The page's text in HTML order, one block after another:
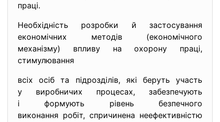
праці.
Необхідність розробки й застосування
економічних методів (економічного
механізму) впливу на охорону праці,
стимулювання
всіх осіб та підрозділів, які беруть участь
у виробничих процесах, забезпечують
і формують рівень безпечного
виконання робіт, спричинена неефективністю